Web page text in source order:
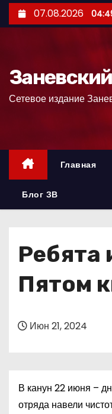
е
р
07.08.2026
Сетевое издание
Главная
Блог ЗВ
Ребята
Пятом
Июн 21, 2024
В канун 22 июня –
отряда навели